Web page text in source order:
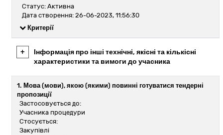
Статус: Активна
Дата створення: 26-06-2023, 11:56:30
Критерії
+
Інформація про інші технічні, якісні та кількісні
характеристики та вимоги до учасника
1. Мова (мови), якою (якими) повинні готуватися тендерні
пропозиції
Застосовується до:
Учасника процедури
Стосується:
Закупівлі